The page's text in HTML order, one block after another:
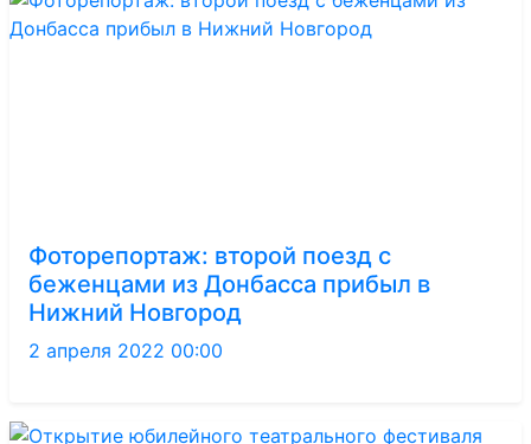
Фоторепортаж: второй поезд с
беженцами из Донбасса прибыл в
Нижний Новгород
2 апреля 2022 00:00